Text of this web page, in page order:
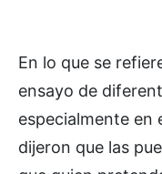
En lo que se
ensayo de
especialmente en
dijeron que las